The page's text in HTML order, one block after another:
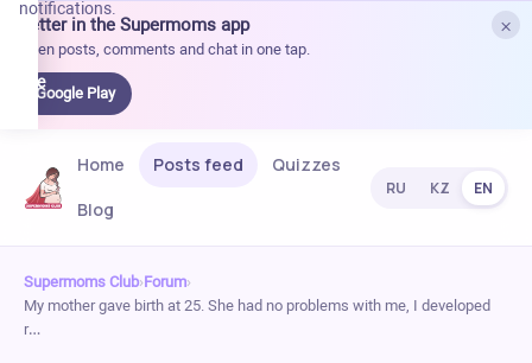
×
Better in the Supermoms app
Open posts, comments and chat in one tap.
Google Play
notifications.
Home Posts feed
Quizzes
Blog
RU KZ EN
Supermoms Club›Forum›
My mother gave birth at 25. She had no problems with me, I developed
r…